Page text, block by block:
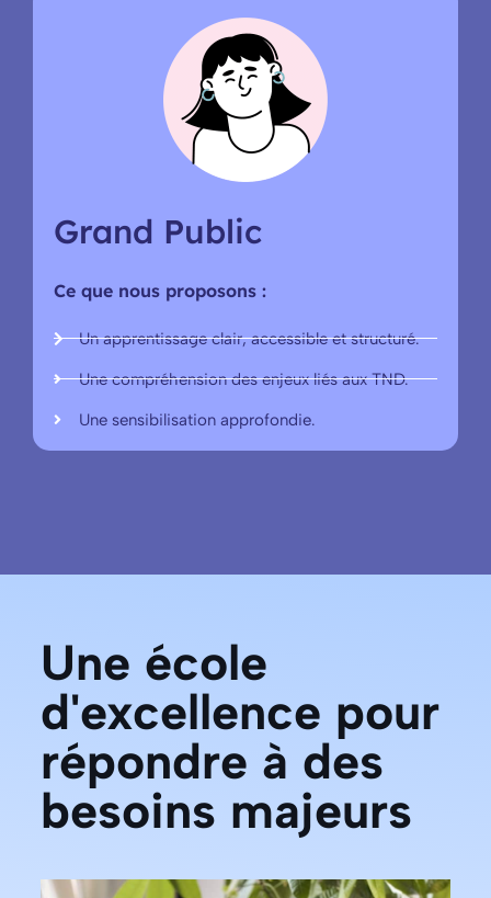
Grand Public
Ce que nous proposons :
Un apprentissage clair, accessible et structuré.
Une compréhension des enjeux liés aux TND.
Une sensibilisation approfondie.
Une école
d'excellence pour
répondre à des
besoins majeurs